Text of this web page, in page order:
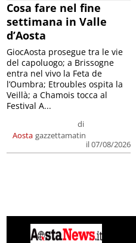
Cosa fare nel fine
settimana in Valle
d’Aosta
Aosta
di
gazzettamatin
il 07/08/2026
GiocAosta prosegue tra le vie
del capoluogo; a Brissogne
entra nel vivo la Feta de
l’Oumbra; Etroubles ospita la
Veillà; a Chamois tocca al
Festival A...